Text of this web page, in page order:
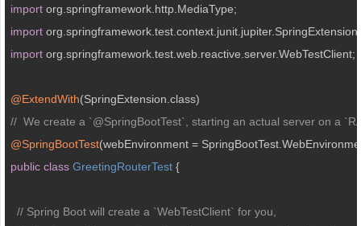
import
import
import org.springframework.test.web.reactive.server.WebTestClient;
@ExtendWith
//  We create a `@SpringBootTest`, starting an actual server on a
@SpringBootTest
public class GreetingRouterTest {
// Spring Boot will create a `WebTestClient` for you,